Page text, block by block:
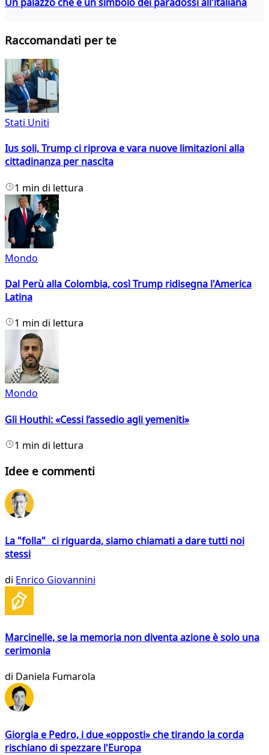
Raccomandati per te
Stati Uniti
Ius soli, Trump ci riprova e vara nuove limitazioni alla
cittadinanza per nascita
1 min di lettura
Mondo
Dal Perù alla Colombia, così Trump ridisegna l'America
Latina
1 min di lettura
Mondo
Gli Houthi: «Cessi l’assedio agli yemeniti»
1 min di lettura
Idee e commenti
La "folla" ci riguarda, siamo chiamati a dare tutti noi
stessi
di Enrico Giovannini
Marcinelle, se la memoria non diventa azione è solo una
cerimonia
di Daniela Fumarola
Giorgia e Pedro, i due «opposti» che tirando la corda
rischiano di spezzare l'Europa